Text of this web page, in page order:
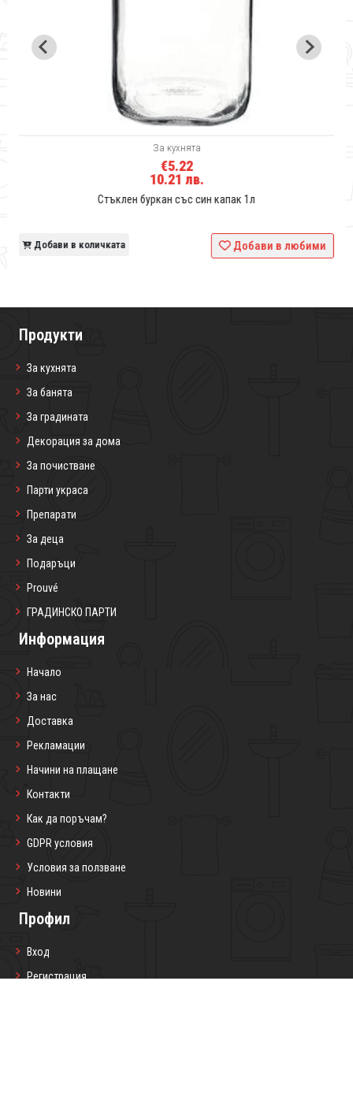
За кухнята
€5.22
10.21 лв.
Стъклен буркан със син капак 1л
Добави в количката Добави в любими
Продукти
За кухнята
За банята
За градината
Декорация за дома
За почистване
Парти украса
Препарати
За деца
Подаръци
Prouvé
ГРАДИНСКО ПАРТИ
Информация
Начало
За нас
Доставка
Рекламации
Начини на плащане
Контакти
Как да поръчам?
GDPR условия
Условия за ползване
Новини
Профил
Вход
Регистрация